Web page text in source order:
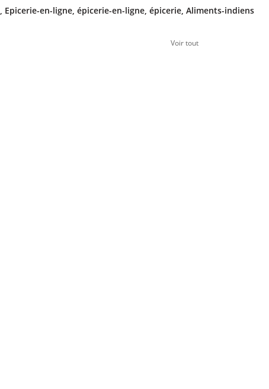
, Epicerie-en-ligne, épicerie-en-ligne, épicerie, Aliments-indiens
Voir tout